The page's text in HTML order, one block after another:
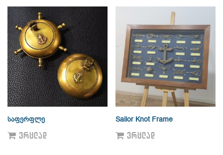
საფერფლე
ᲕᲠᲪᲚᲐᲓ
Sailor Knot Frame
ᲕᲠᲪᲚᲐᲓ